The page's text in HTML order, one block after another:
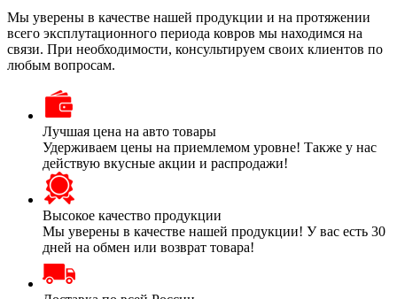
Мы уверены в качестве нашей продукции и на протяжении
всего эксплутационного периода ковров мы находимся на
связи. При необходимости, консультируем своих клиентов по
любым вопросам.
Лучшая цена на авто товары
Удерживаем цены на приемлемом уровне! Также у нас
действую вкусные акции и распродажи!
Высокое качество продукции
Мы уверены в качестве нашей продукции! У вас есть 30
дней на обмен или возврат товара!